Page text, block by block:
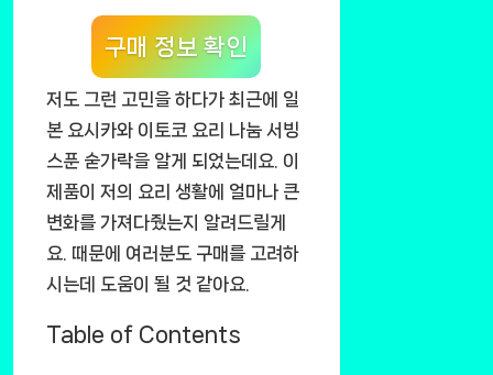
구매 정보 확인
저도 그런 고민을 하다가 최근에 일
본 요시카와 이토코 요리 나눔 서빙
스푼 숟가락을 알게 되었는데요. 이
제품이 저의 요리 생활에 얼마나 큰
변화를 가져다줬는지 알려드릴게
요. 때문에 여러분도 구매를 고려하
시는데 도움이 될 것 같아요.
Table of Contents